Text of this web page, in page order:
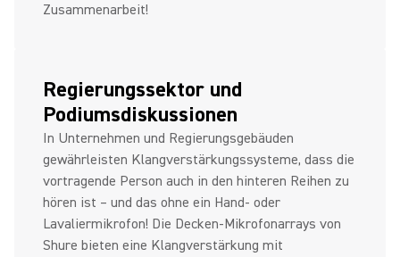
Zusammenarbeit!
Regierungssektor und
Podiumsdiskussionen
In Unternehmen und Regierungsgebäuden
gewährleisten Klangverstärkungssysteme, dass die
vortragende Person auch in den hinteren Reihen zu
hören ist – und das ohne ein Hand- oder
Lavaliermikrofon! Die Decken-Mikrofonarrays von
Shure bieten eine Klangverstärkung mit